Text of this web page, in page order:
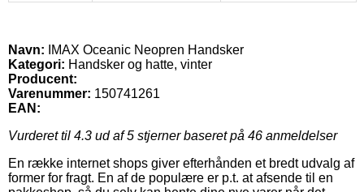
Navn: IMAX Oceanic Neopren Handsker
Kategori: Handsker og hatte, vinter
Producent:
Varenummer: 150741261
EAN:
Vurderet til 4.3 ud af 5 stjerner baseret på 46 anmeldelser
En række internet shops giver efterhånden et bredt udvalg af
former for fragt. En af de populære er p.t. at afsende til en